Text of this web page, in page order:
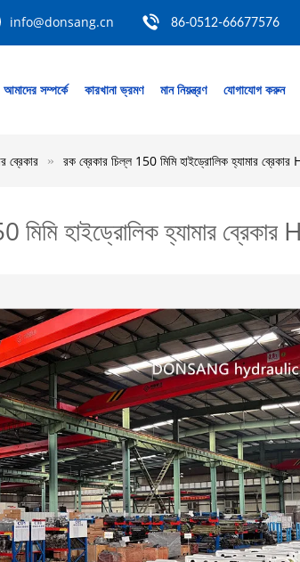
info@donsang.cn 86-0512-66677576
আমাদের সম্পর্কে কারখানা ভ্রমণ মান নিয়ন্ত্রণ যোগাযোগ করুন
ব্রেকার রক ব্রেকার চিল্ল 150 মিমি হাইড্রোলিক হ্যামার
মিমি হাইড্রোলিক হ্যামার